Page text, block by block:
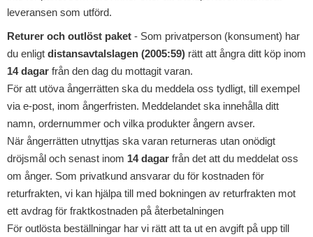
leveransen som utförd.
Returer och outlöst paket - Som privatperson (konsument) har
du enligt distansavtalslagen (2005:59) rätt att ångra ditt köp inom
14 dagar från den dag du mottagit varan.
För att utöva ångerrätten ska du meddela oss tydligt, till exempel
via e-post, inom ångerfristen. Meddelandet ska innehålla ditt
namn, ordernummer och vilka produkter ångern avser.
När ångerrätten utnyttjas ska varan returneras utan onödigt
dröjsmål och senast inom 14 dagar från det att du meddelat oss
om ånger. Som privatkund ansvarar du för kostnaden för
returfrakten, vi kan hjälpa till med bokningen av returfrakten mot
ett avdrag för fraktkostnaden på återbetalningen
För outlösta beställningar har vi rätt att ta ut en avgift på upp till